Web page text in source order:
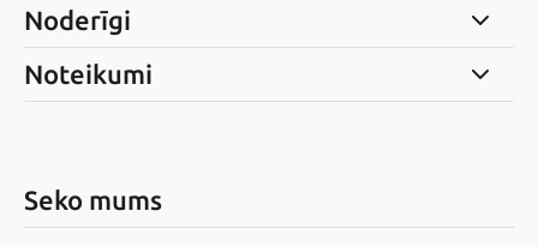
Noderīgi
Noteikumi
Seko mums